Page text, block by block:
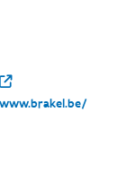
www.brakel.be/